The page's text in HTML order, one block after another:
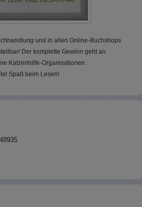
und in allen Online-Buchshops
Der komplette Gewinn geht an
Katzenhilfe-Organisationen.
Spaß beim Lesen!